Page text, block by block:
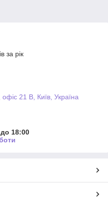
за рік
21 В, Київ, Україна
18:00